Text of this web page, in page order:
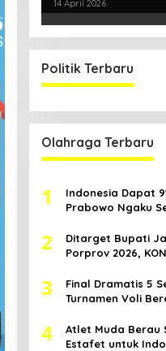
14 April 2026
Politik Terbaru
Olahraga Terbaru
1
Indonesia Dapat
Prabowo Ngaku
2
Ditarget Bupati
Porprov 2026,
3
Final Dramatis 5
Turnamen Voli
4
Atlet Muda Berau
Estafet untuk